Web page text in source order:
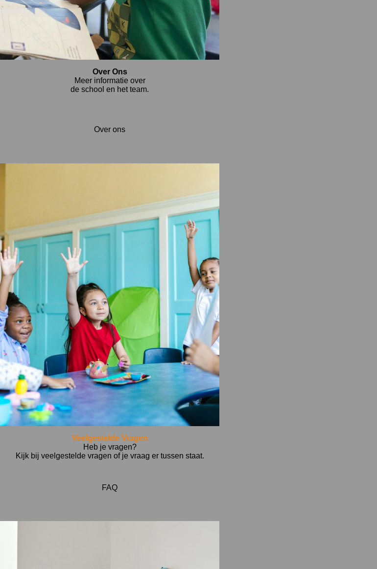
Over Ons
Meer informatie over
de school en het team.
Over ons
Veelgestelde Vragen
Heb je vragen?
Kijk bij veelgestelde vragen of je vraag er tussen staat.
FAQ